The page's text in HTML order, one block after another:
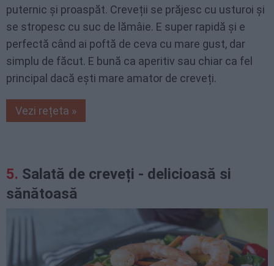
puternic și proaspăt. Creveții se prăjesc cu usturoi și
se stropesc cu suc de lămâie. E super rapidă și e
perfectă când ai poftă de ceva cu mare gust, dar
simplu de făcut. E bună ca aperitiv sau chiar ca fel
principal dacă ești mare amator de creveți.
Vezi rețeta »
Salată de creveți - delicioasă si
sănătoasă